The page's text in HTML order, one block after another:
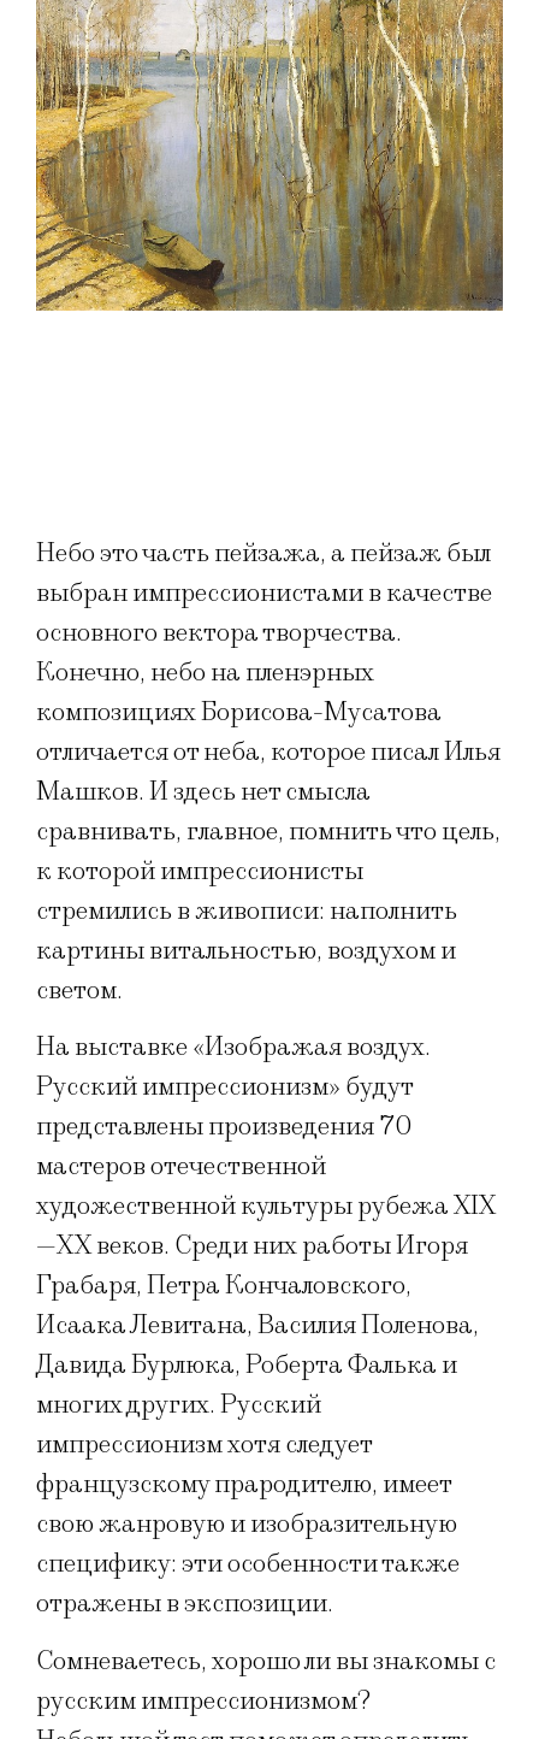
Небо это часть пейзажа, а пейзаж был
выбран импрессионистами в качестве
основного вектора творчества.
Конечно, небо на пленэрных
композициях Борисова-Мусатова
отличается от неба, которое писал Илья
Машков. И здесь нет смысла
сравнивать, главное, помнить что цель,
к которой импрессионисты
стремились в живописи: наполнить
картины витальностью, воздухом и
светом.
На выставке «Изображая воздух.
Русский импрессионизм» будут
представлены произведения 70
мастеров отечественной
художественной культуры рубежа XIX
—ХХ веков. Среди них работы Игоря
Грабаря, Петра Кончаловского,
Исаака Левитана, Василия Поленова,
Давида Бурлюка, Роберта Фалька и
многих других. Русский
импрессионизм хотя следует
французскому прародителю, имеет
свою жанровую и изобразительную
специфику: эти особенности также
отражены в экспозиции.
Сомневаетесь, хорошо ли вы знакомы с
русским импрессионизмом?